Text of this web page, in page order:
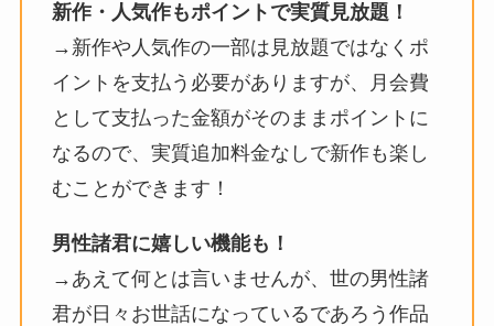
新作・人気作もポイントで実質見放題！
→新作や人気作の一部は見放題ではなくポ
イントを支払う必要がありますが、月会費
として支払った金額がそのままポイントに
なるので、実質追加料金なしで新作も楽し
むことができます！
男性諸君に嬉しい機能も！
→あえて何とは言いませんが、世の男性諸
君が日々お世話になっているであろう作品